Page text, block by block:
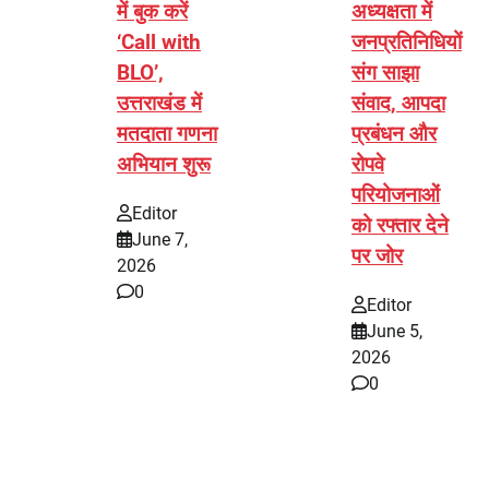
में बुक करें
‘Call with
BLO’,
उत्तराखंड में
मतदाता गणना
अभियान शुरू
Editor
June 7,
2026
0
अध्यक्षता में
जनप्रतिनिधियों
संग साझा
संवाद, आपदा
प्रबंधन और
रोपवे
परियोजनाओं
को रफ्तार देने
पर जोर
Editor
June 5,
2026
0